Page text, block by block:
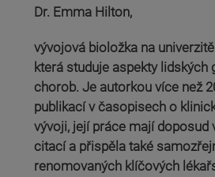
Dr. Emma Hilton,
vývojová bioložka na
která studuje aspekty lidských
chorob. Je autorkou více než
publikací v časopisech o
vývoji, její práce mají doposud
citací a přispěla také
renomovaných klíčových